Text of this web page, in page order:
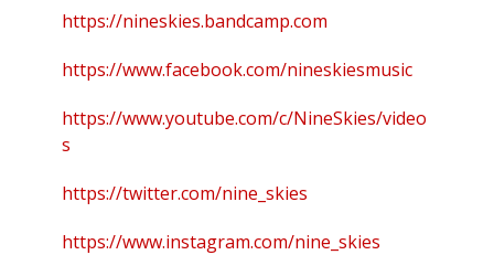
https://nineskies.bandcamp.com
https://www.facebook.com/nineskiesmusic
https://www.youtube.com/c/NineSkies/video
s
https://twitter.com/nine_skies
https://www.instagram.com/nine_skies